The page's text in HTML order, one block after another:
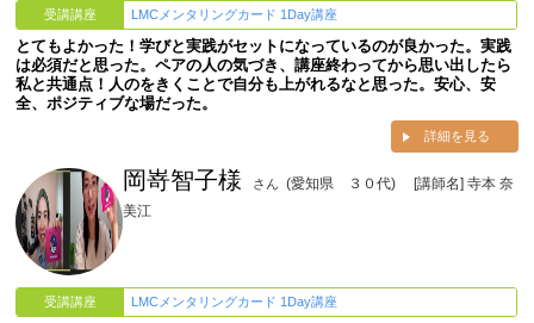
受講講座 LMCメンタリングカード 1Day講座
とてもよかった！学びと実践がセットになっているのが良かった。実践
は必須だと思った。ペアの人の気づき、講座終わってから思い出したら
私と共通点！人のをきくことで自分も上がれるなと思った。安心、安
全、ポジティブな場だった。
詳細を見る
岡嵜智子様 さん (愛知県 ３０代)
[講師名] 寺本 奈
美江
受講講座 LMCメンタリングカード 1Day講座